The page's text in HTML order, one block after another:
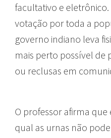
facultativo e eletrônico.
votação por toda a
governo indiano leva
mais perto possível de
ou reclusas em
O professor afirma que
qual as urnas não